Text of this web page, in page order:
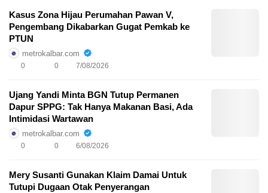
Kasus Zona Hijau Perumahan Pawan V,
Pengembang Dikabarkan Gugat Pemkab ke
PTUN
metrokalbar.com
0 0 7/08/2026
Ujang Yandi Minta BGN Tutup Permanen
Dapur SPPG: Tak Hanya Makanan Basi, Ada
Intimidasi Wartawan
metrokalbar.com
0 0 6/08/2026
Mery Susanti Gunakan Klaim Damai Untuk
Tutupi Dugaan Otak Penyerangan